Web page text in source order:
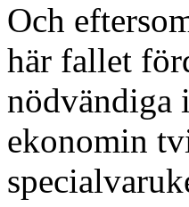
Och
här fallet
nödvändiga
ekonomin